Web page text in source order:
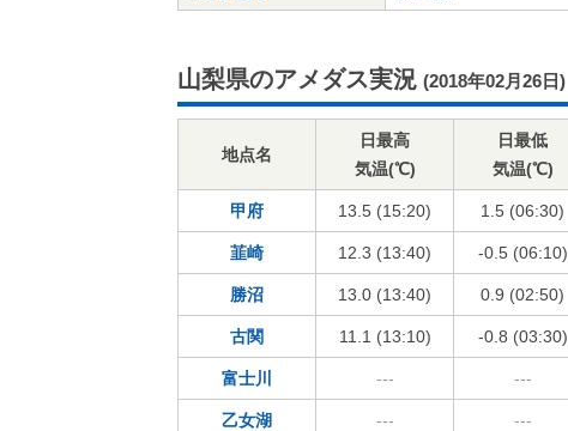
山梨県のアメダス実況 (2018年02月26日)
地点名
日最高
気温(℃)
日最低
気温(℃)
甲府 13.5 (15:20) 1.5 (06:30)
韮崎 12.3 (13:40) -0.5 (06:10)
勝沼 13.0 (13:40) 0.9 (02:50)
古関 11.1 (13:10) -0.8 (03:30)
富士川 --- ---
乙女湖 --- ---